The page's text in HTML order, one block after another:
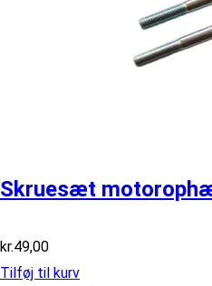
Skruesæt
kr.49,00
Tilføj til kurv